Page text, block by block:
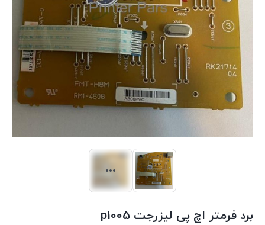
برد فرمتر اچ پی لیزرجت p1005